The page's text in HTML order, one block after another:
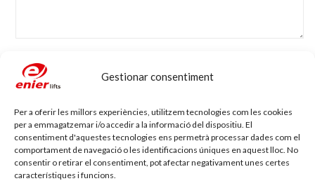
Gestionar consentiment
Per a oferir les millors experiències, utilitzem tecnologies com les cookies
per a emmagatzemar i/o accedir a la informació del dispositiu. El
consentiment d'aquestes tecnologies ens permetrà processar dades com el
comportament de navegació o les identificacions úniques en aquest lloc. No
consentir o retirar el consentiment, pot afectar negativament unes certes
característiques i funcions.
Nom*
Lloc web